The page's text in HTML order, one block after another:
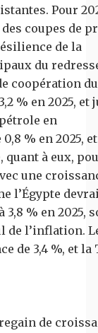
Pour
coupes de
de la
du
coopération
% en 2025, et
en
% en 2025,
quant à eux,
une
l’Égypte
% en 2025,
de l’inflation.
de 3,4 %, et la
de